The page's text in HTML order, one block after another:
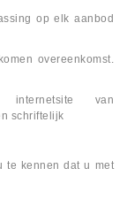
op elk aanbod
overeenkomst.
van
schriftelijk
te kennen dat u met